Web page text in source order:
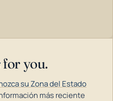
for you.
su Zona del Estado
más reciente